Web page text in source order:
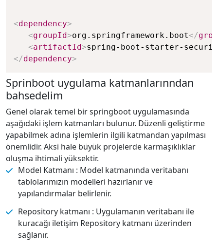
<dependency>
<groupId>org.springframework.boot</
<artifactId>spring-boot-starter-
</dependency>
Sprinboot uygulama katmanlarınndan
bahsedelim
Genel olarak temel bir springboot uygulamasında
aşağıdaki işlem katmanları bulunur. Düzenli geliştirme
yapabilmek adına işlemlerin ilgili katmandan yapılması
önemlidir. Aksi hale büyük projelerde karmaşıklıklar
oluşma ihtimali yüksektir.
Model Katmanı : Model katmanında veritabanı
tablolarımızın modelleri hazırlanır ve
yapılandırmalar belirlenir.
Repository katmanı : Uygulamanın veritabanı ile
kuracağı iletişim Repository katmanı üzerinden
sağlanır.